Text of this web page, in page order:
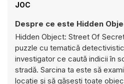
JOC
Despre ce este Hidden
Hidden Object: Street Of
puzzle cu tematică
investigator ce caută indicii în
stradă. Sarcina ta este să
locație și să găsești toate